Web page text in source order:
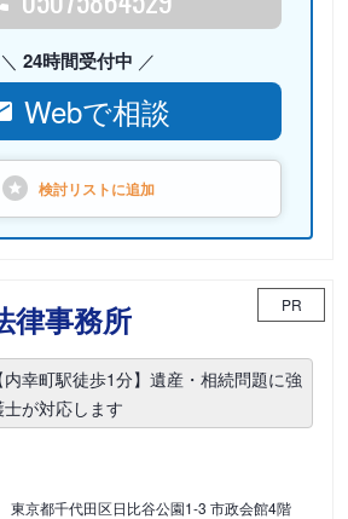
24時間受付中
Webで相談
検討リストに追加
律事務所 PR
内幸町駅徒歩1分】遺産・相続問題に強
が対応します
東京都千代田区日比谷公園1-3 市政会館4階